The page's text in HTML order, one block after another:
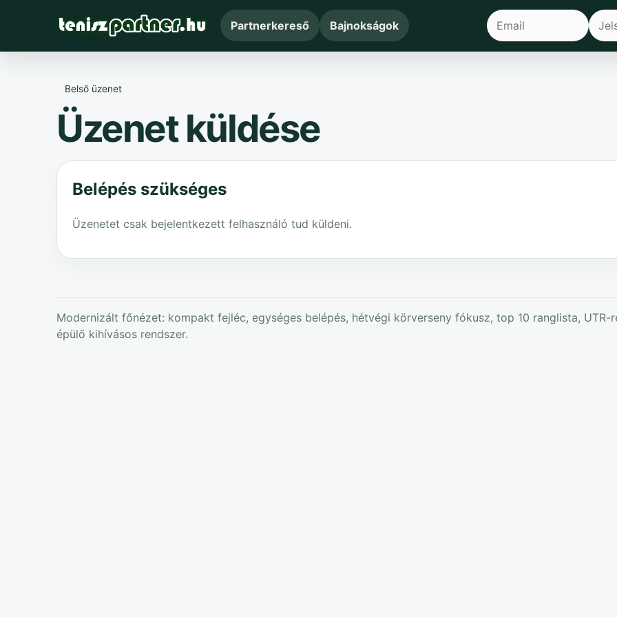
Partnerkereső Bajnokságok
Belső üzenet
Üzenet küldése
Belépés szükséges
Üzenetet csak bejelentkezett felhasználó tud küldeni.
Modernizált főnézet: kompakt fejléc, egységes belépés, hétvégi körverseny fókusz, top 10 ranglista,
épülő kihívásos rendszer.